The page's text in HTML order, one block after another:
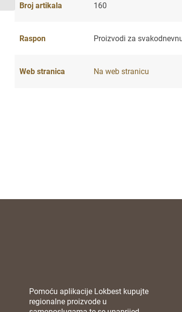
Broj artikala 160
Raspon Proizvodi za
Web stranica Na web stranicu
Pomoću aplikacije Lokbest kupujte
regionalne proizvode u